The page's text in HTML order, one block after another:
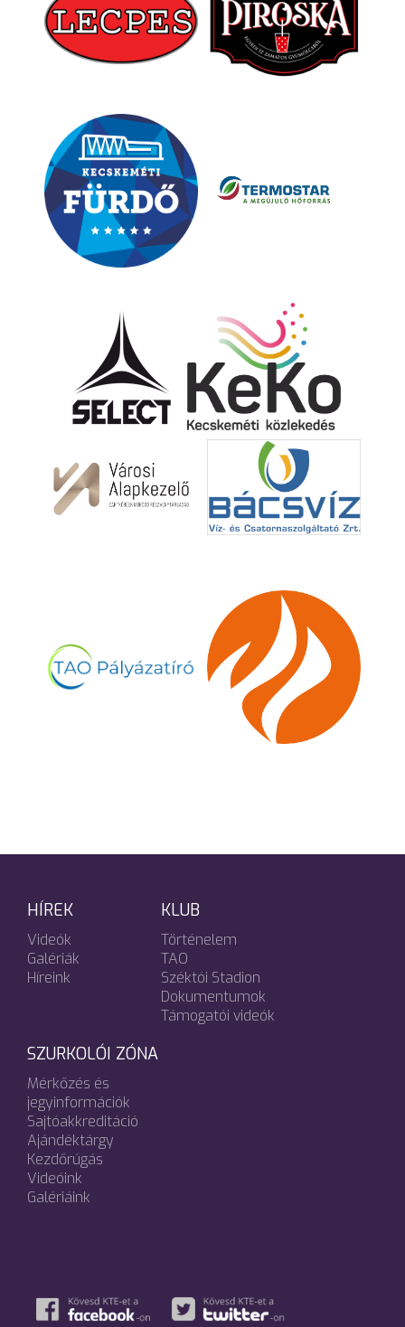
HÍREK
Videók
Galériák
Híreink
KLUB
Történelem
TAO
Széktói Stadion
Dokumentumok
Támogatói videók
SZURKOLÓI ZÓNA
Mérkőzés és
jegyinformációk
Sajtóakkreditáció
Ajándéktárgy
Kezdőrúgás
Videóink
Galériáink